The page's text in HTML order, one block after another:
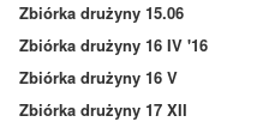
Zbiórka drużyny 15.06
Zbiórka drużyny 16 IV '16
Zbiórka drużyny 16 V
Zbiórka drużyny 17 XII